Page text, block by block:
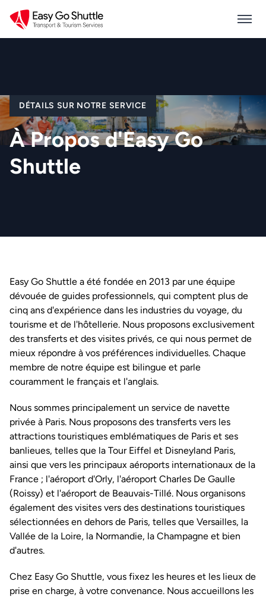
DÉTAILS SUR NOTRE SERVICE
À Propos d'Easy Go
Shuttle
Easy Go Shuttle a été fondée en 2013 par une équipe
dévouée de guides professionnels, qui comptent plus de
cinq ans d'expérience dans les industries du voyage, du
tourisme et de l'hôtellerie. Nous proposons exclusivement
des transferts et des visites privés, ce qui nous permet de
mieux répondre à vos préférences individuelles. Chaque
membre de notre équipe est bilingue et parle
couramment le français et l'anglais.
Nous sommes principalement un service de navette
privée à Paris. Nous proposons des transferts vers les
attractions touristiques emblématiques de Paris et ses
banlieues, telles que la Tour Eiffel et Disneyland Paris,
ainsi que vers les principaux aéroports internationaux de la
France ; l'aéroport d'Orly, l'aéroport Charles De Gaulle
(Roissy) et l'aéroport de Beauvais-Tillé. Nous organisons
également des visites vers des destinations touristiques
sélectionnées en dehors de Paris, telles que Versailles, la
Vallée de la Loire, la Normandie, la Champagne et bien
d'autres.
Chez Easy Go Shuttle, vous fixez les heures et les lieux de
prise en charge, à votre convenance. Nous accueillons les